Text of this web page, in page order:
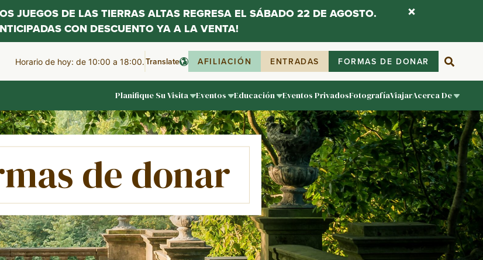
Horario de hoy: de 10:00 a 18:00.Translate AFILIACIÓN ENTRADAS FORMAS DE DONAR
Planifique Su Visita Eventos Educación Eventos PrivadosFotografíaViajarAcerca De
de donar
JUEGOS DE LAS TIERRAS ALTAS REGRESA EL SÁBADO 22 DE AGOSTO.
CON DESCUENTO YA A LA VENTA!